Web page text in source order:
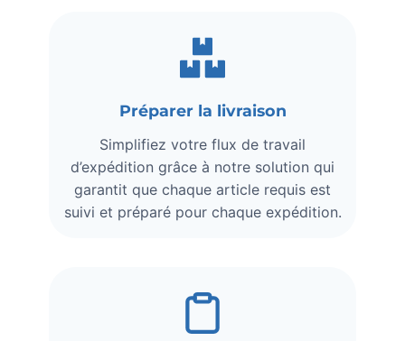
Préparer la livraison
Simplifiez votre flux de travail
d’expédition grâce à notre solution qui
garantit que chaque article requis est
suivi et préparé pour chaque expédition.